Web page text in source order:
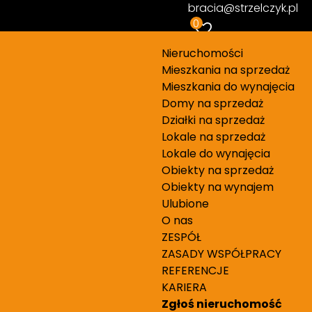
bracia@strzelczyk.pl
0
Nieruchomości
Mieszkania na sprzedaż
Mieszkania do wynajęcia
Domy na sprzedaż
Działki na sprzedaż
Lokale na sprzedaż
Lokale do wynajęcia
Obiekty na sprzedaż
Obiekty na wynajem
Ulubione
O nas
ZESPÓŁ
ZASADY WSPÓŁPRACY
REFERENCJE
KARIERA
Zgłoś nieruchomość
STRZELCZYK, podczas
– wzbudzającym
i w pracy bezcenne wsparcie.